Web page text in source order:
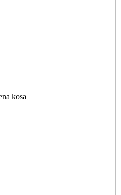
kosa